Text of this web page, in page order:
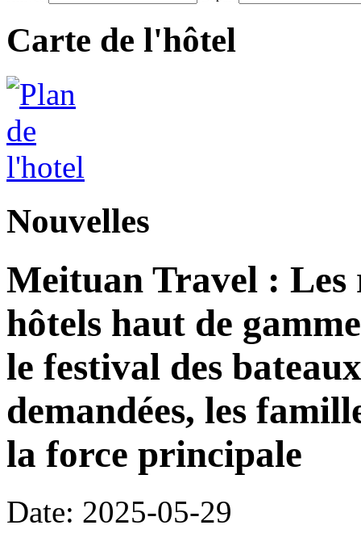
Carte de l'hôtel
Nouvelles
Meituan Travel : Les
hôtels haut de
le festival des
demandées, les
la force principale
Date: 2025-05-29